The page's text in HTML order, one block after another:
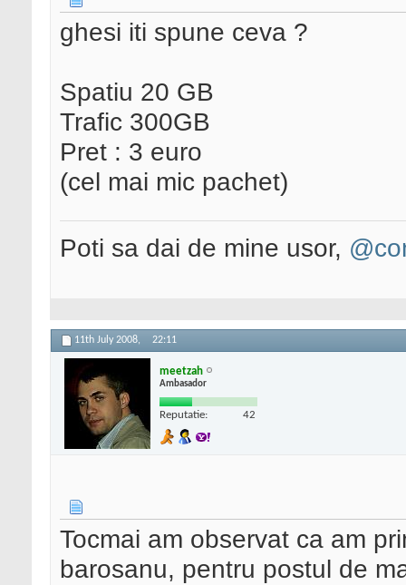
ghesi iti spune ceva ?
Spatiu 20 GB
Trafic 300GB
Pret : 3 euro
(cel mai mic pachet)
Poti sa dai de mine usor,
11th July 2008, 22:11
meetzah
Ambasador
Reputatie: 42
Tocmai am observat ca am
barosanu, pentru postul de